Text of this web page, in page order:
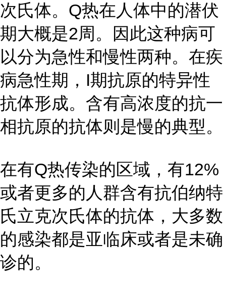
次氏体。Q热在人体中的潜伏
期大概是2周。因此这种病可
以分为急性和慢性两种。在疾
病急性期，I期抗原的特异性
抗体形成。含有高浓度的抗一
相抗原的抗体则是慢的典型。
在有Q热传染的区域，有12%
或者更多的人群含有抗伯纳特
氏立克次氏体的抗体，大多数
的感染都是亚临床或者是未确
诊的。